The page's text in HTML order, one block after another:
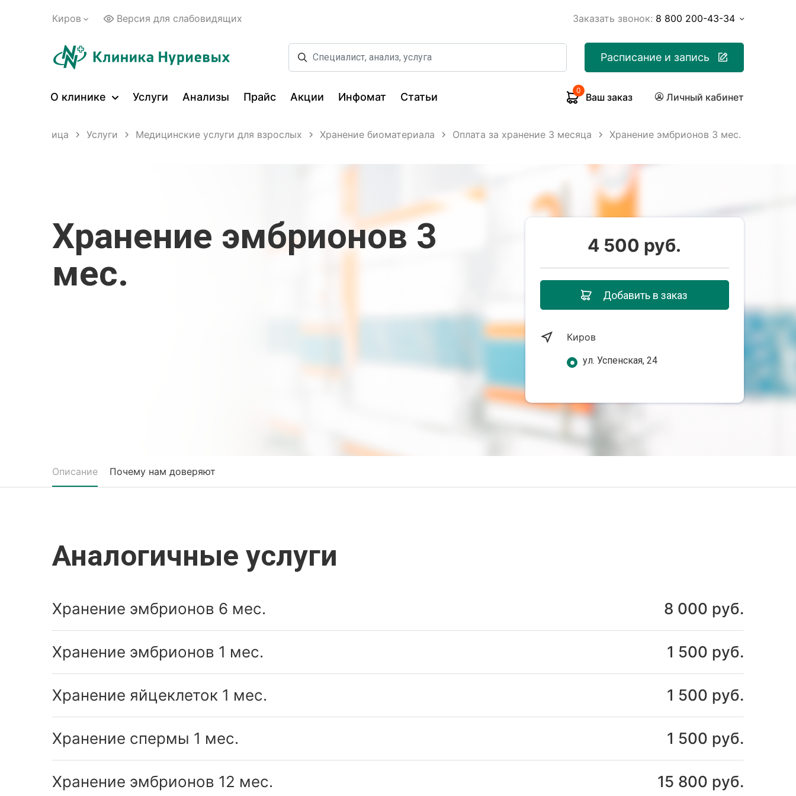
Киров Версия для слабовидящих Заказать звонок: 8 800 200-43-34
Расписание и запись
О клинике Услуги Анализы Прайс Акции Инфомат Статьи
0
Ваш заказ Личный кабинет
страница Услуги Медицинские услуги для взрослых Хранение биоматериала Оплата за хранение 3 месяца Хранение эмбрионов 3 мес.
Хранение эмбрионов 3
мес.
4 500 руб.
Добавить в заказ
Киров
ул. Успенская, 24
Описание Почему нам доверяют
Аналогичные услуги
Хранение эмбрионов 6 мес. 8 000 руб.
Хранение эмбрионов 1 мес. 1 500 руб.
Хранение яйцеклеток 1 мес. 1 500 руб.
Хранение спермы 1 мес. 1 500 руб.
Хранение эмбрионов 12 мес. 15 800 руб.